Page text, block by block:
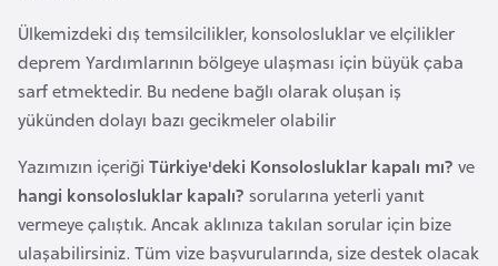
Ülkemizdeki dış temsilcilikler, konsolosluklar ve elçilikler
deprem Yardımlarının bölgeye ulaşması için büyük çaba
sarf etmektedir. Bu nedene bağlı olarak oluşan iş
yükünden dolayı bazı gecikmeler olabilir
Yazımızın içeriği Türkiye'deki Konsolosluklar kapalı mı? ve
hangi konsolosluklar kapalı? sorularına yeterli yanıt
vermeye çalıştık. Ancak aklınıza takılan sorular için bize
ulaşabilirsiniz. Tüm vize başvurularında, size destek olacak
B
a
h
r
e
y
n